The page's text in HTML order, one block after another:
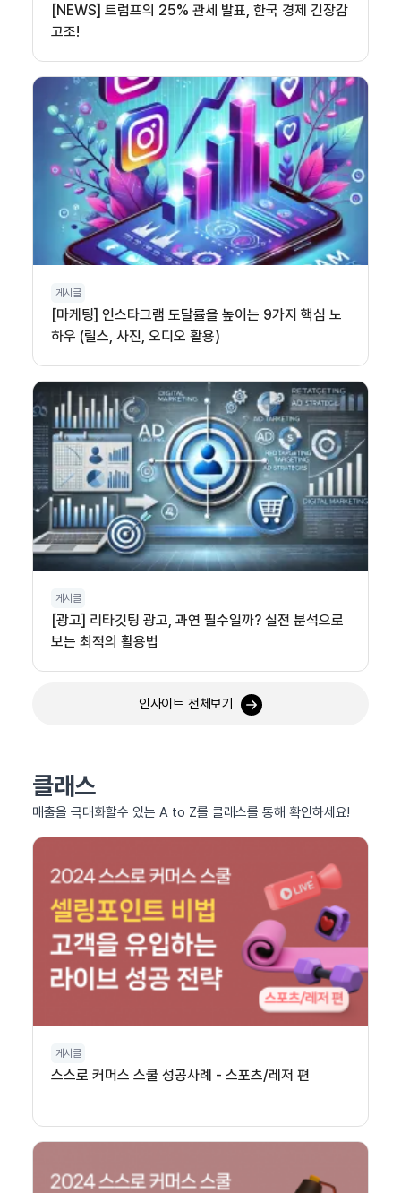
[NEWS] 트럼프의 25% 관세 발표, 한국 경제 긴장감
고조!
게시글
[마케팅] 인스타그램 도달률을 높이는 9가지 핵심 노
하우 (릴스, 사진, 오디오 활용)
게시글
[광고] 리타깃팅 광고, 과연 필수일까? 실전 분석으로
보는 최적의 활용법
인사이트 전체보기
클래스
매출을 극대화할수 있는 A to Z를 클래스를 통해 확인하세요!
게시글
스스로 커머스 스쿨 성공사례 - 스포츠/레저 편